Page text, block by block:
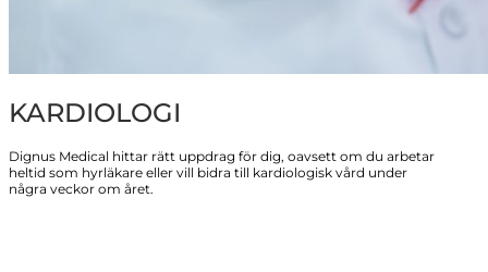
KARDIOLOGI
Dignus Medical hittar rätt uppdrag för dig, oavsett om du arbetar
heltid som hyrläkare eller vill bidra till kardiologisk vård under
några veckor om året.